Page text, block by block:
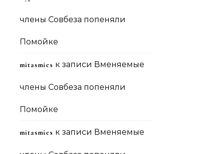
члены Совбеза попеняли
Помойке
mitasmies к записи Вменяемые
члены Совбеза попеняли
Помойке
mitasmies к записи Вменяемые